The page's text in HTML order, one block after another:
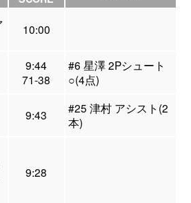
10:00
9:44
71-38
#6 星澤 2Pシュート
○(4点)
9:43
#25 津村 アシスト(2
本)
9:28